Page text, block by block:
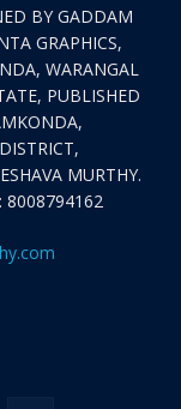
BY GADDAM
GRAPHICS,
WARANGAL
PUBLISHED
MURTHY.
8008794162